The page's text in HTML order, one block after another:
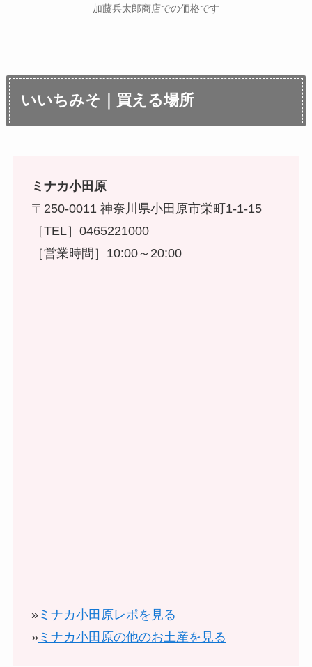
加藤兵太郎商店での価格です
いいちみそ｜買える場所
ミナカ小田原
〒250-0011 神奈川県小田原市栄町1-1-15
［TEL］0465221000
［営業時間］10:00～20:00
»ミナカ小田原レポを見る
»ミナカ小田原の他のお土産を見る